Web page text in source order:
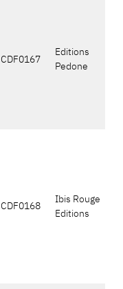
CDF0167
Editions
Pedone
CDF0168
Ibis Rouge
Editions